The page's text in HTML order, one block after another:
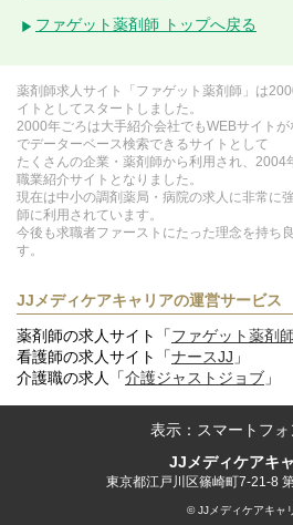
ファゲット薬剤師 トップへ戻る
薬剤師求人サイト「ファゲット薬剤師」は
イトとしてスタートしました。
2000年ごろは大手紹介会社でもWEBサイト
でデーターベース検索できるサイトとして
たくさんの企業・薬剤師から利用され、2004
職業紹介サイトとなりました。
現在は中小の調剤薬局・病院の求人に非常に
師に利用されています。
今後も求職者ファーストにたった理念を持ち
す。
JJメディケアキャリアの運営サービス
薬剤師の求人サイト「ファゲット薬剤師
看護師の求人サイト「ナースJJ 」
介護職の求人「介護ジャストジョブ 」
表示： スマートフォ
JJメディケアキ
東京都江戸川区篠崎町7-21-8
© JJメディケアキャ